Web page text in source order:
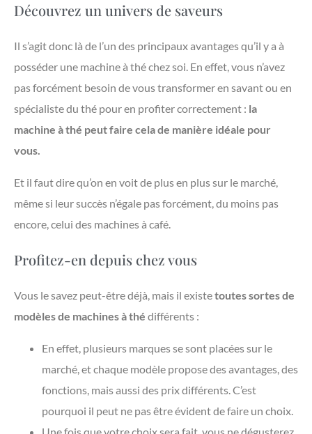
Découvrez un univers de saveurs
Il s’agit donc là de l’un des principaux avantages qu’il y a à
posséder une machine à thé chez soi. En effet, vous n’avez
pas forcément besoin de vous transformer en savant ou en
spécialiste du thé pour en profiter correctement : la
machine à thé peut faire cela de manière idéale pour
vous.
Et il faut dire qu’on en voit de plus en plus sur le marché,
même si leur succès n’égale pas forcément, du moins pas
encore, celui des machines à café.
Profitez-en depuis chez vous
Vous le savez peut-être déjà, mais il existetoutes sortes de
modèles de machines à thé différents :
En effet, plusieurs marques se sont placées sur le
marché, et chaque modèle propose des avantages, des
fonctions, mais aussi des prix différents. C’est
pourquoi il peut ne pas être évident de faire un choix.